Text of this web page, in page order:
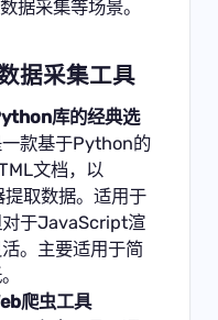
据采集等场景。
据采集工具
库的经典选
款基于Python的
文档，以
提取数据。适用于
于JavaScript渲
。主要适用于简
爬虫工具